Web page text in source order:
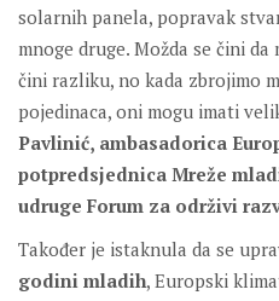
solarnih panela, popravak
mnoge druge. Možda se čini
čini razliku, no kada zbrojimo
pojedinaca, oni mogu imati
Pavlinić, ambasadorica
potpredsjednica Mreže
udruge Forum za održivi
Također je istaknula da se
godini mladih, Europski